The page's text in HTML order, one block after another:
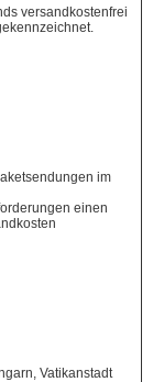
versandkostenfrei
im
einen
Vatikanstadt